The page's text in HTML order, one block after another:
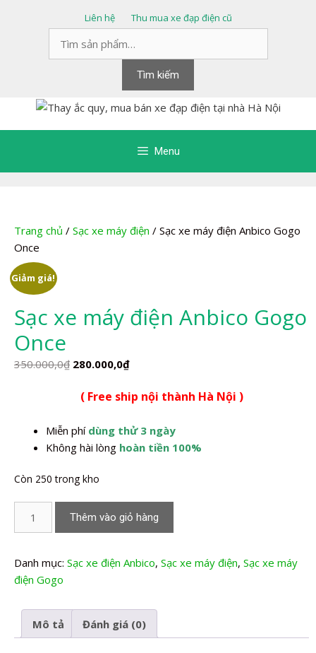
Liên hệ
Thu mua xe đạp điện cũ
kiếm:
Tìm kiếm
Menu
Trang chủ / Sạc xe máy điện / Sạc xe máy điện Anbico Gogo
Once
Giảm giá!
Sạc xe máy điện Anbico Gogo
Once
350.000,0₫ Giá
là:
280.000,0₫Giá
tại
280.000,0₫.
( Free ship nội thành Hà Nội )
Miễn phí dùng thử 3 ngày
Không hài lòng hoàn tiền 100%
Còn 250 trong kho
điện
Anbico
Once
Thêm vào giỏ hàng
Danh mục: Sạc xe điện Anbico, Sạc xe máy điện, Sạc xe máy
điện Gogo
Mô tả Đánh giá (0)